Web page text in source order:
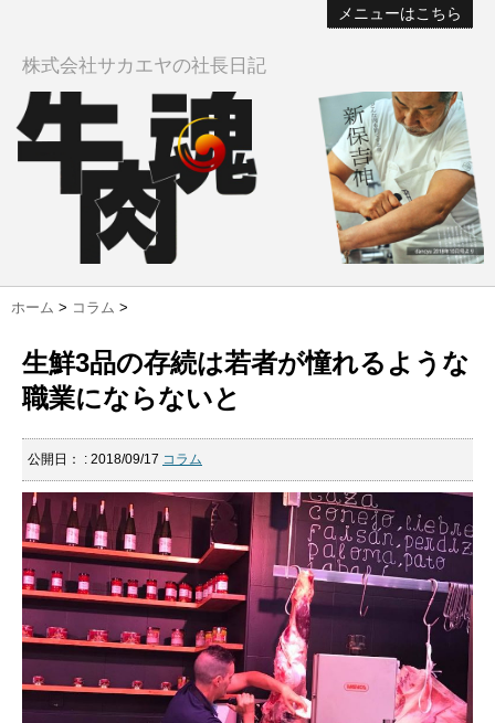
メニューはこちら
株式会社サカエヤの社長日記
ホーム > コラム >
生鮮3品の存続は若者が憧れるような
職業にならないと
公開日： : 2018/09/17 コラム